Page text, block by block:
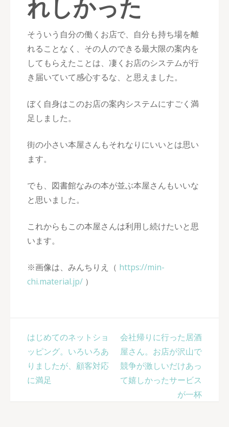
れしかった
そういう自分の働くお店で、自分も持ち場を離
れることなく、その人のできる最大限の案内を
してもらえたことは、凄くお店のシステムが行
き届いていて感心するな、と思えました。
ぼく自身はこのお店の案内システムにすごく満
足しました。
街の小さい本屋さんもそれなりにいいとは思い
ます。
でも、図書館なみの本が並ぶ本屋さんもいいな
と思いました。
これからもこの本屋さんは利用し続けたいと思
います。
※画像は、みんちりえ（ https://min-
chi.material.jp/ ）
投
稿
ナ
ビ
はじめてのネットショ
ッピング。いろいろあ
りましたが、顧客対応
に満足
会社帰りに行った居酒
屋さん。お店が沢山で
競争が激しいだけあっ
て嬉しかったサービス
が一杯